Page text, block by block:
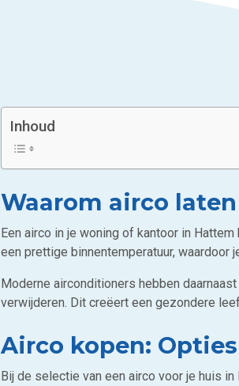
Inhoud
Waarom airco
Een airco in je woning of kantoor in
een prettige binnentemperatuur,
Moderne airconditioners hebben
verwijderen. Dit creëert een gezondere
Airco kopen:
Bij de selectie van een airco voor je huis